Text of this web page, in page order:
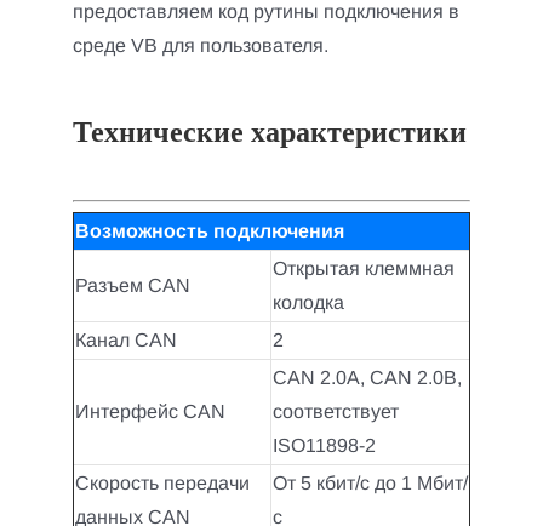
предоставляем код рутины подключения в
среде VB для пользователя.
Технические характеристики
Возможность подключения
Разъем CAN
Открытая клеммная
колодка
Канал CAN
2
Интерфейс CAN
CAN 2.0A, CAN 2.0B,
соответствует
ISO11898-2
Скорость передачи
данных CAN
От 5 кбит/с до 1 Мбит/
с